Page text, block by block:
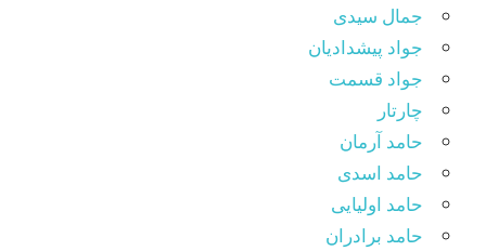
جمال سیدی
جواد پیشدادیان
جواد قسمت
چارتار
حامد آرمان
حامد اسدی
حامد اولیایی
حامد برادران